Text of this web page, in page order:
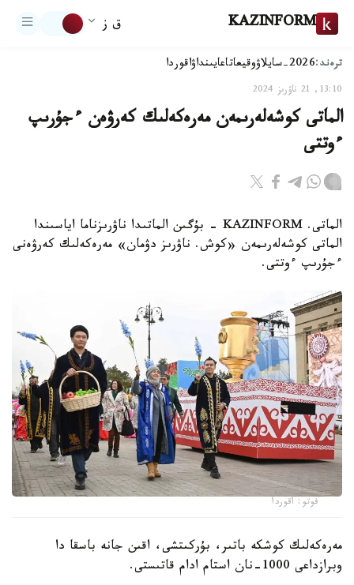
KAZINFORM ق ز
ترەند:2026-سايلاۋ وقيعاتاعايىنداۋاقوردا
13:10, 21 ناۋرىز 2024
الماتى كوشەلەرىمەن مەرەكەلىك كەرۋەن ءجۇرىپ
ءوتتى
الماتى. KAZINFORM - بۇگىن الماتىدا ناۋرىزناما اياسىندا
الماتى كوشەلەرىمەن «كوش. ناۋرىز دۋمان» مەرەكەلىك كەرۋەنى
ءجۇرىپ ءوتتى.
فوتو: اقوردا
مەرەكەلىك كوشكە باتىر، بۇركىتشى، اقىن جانە باسقا دا
وبرازداعى 1000-نان استام ادام قاتىستى.